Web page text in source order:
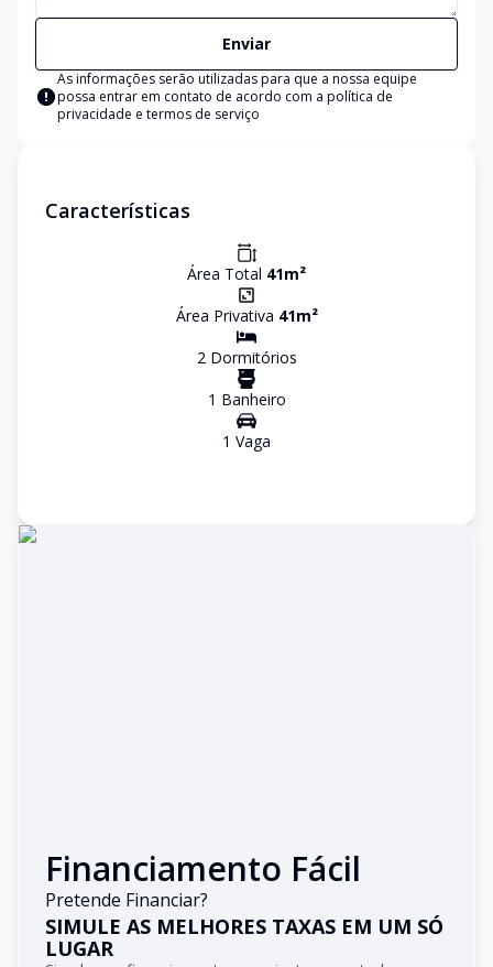
Enviar
As informações serão utilizadas para que a nossa equipe
possa entrar em contato de acordo com a política de
privacidade e termos de serviço
Características
Área Total 41m²
Área Privativa 41m²
2Dormitórios
1 Banheiro
1 Vaga
Financiamento Fácil
Pretende Financiar?
SIMULE AS MELHORES TAXAS EM UM SÓ
LUGAR